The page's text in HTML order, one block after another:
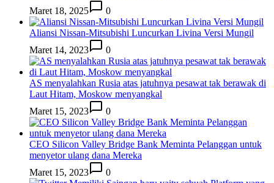
Maret 18, 2025
0
Aliansi Nissan-Mitsubishi Luncurkan Livina Versi Mungil
Maret 14, 2023
0
AS menyalahkan Rusia atas jatuhnya pesawat tak berawak di
Laut Hitam, Moskow menyangkal
Maret 15, 2023
0
CEO Silicon Valley Bridge Bank Meminta Pelanggan untuk
menyetor ulang dana Mereka
Maret 15, 2023
0